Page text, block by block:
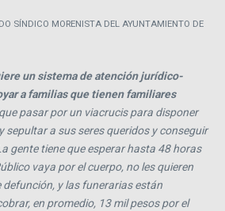
SÍNDICO MORENISTA DEL AYUNTAMIENTO DE
un sistema de atención jurídico-
a familias que tienen familiares
pasar por un viacrucis para disponer
sepultar a sus seres queridos y conseguir
gente tiene que esperar hasta 48 horas
vaya por el cuerpo, no les quieren
defunción, y las funerarias están
en promedio, 13 mil pesos por el